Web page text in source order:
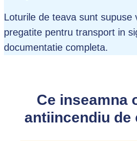
Loturile de teava sunt supuse
pregatite pentru transport in
documentatie completa.
Ce inseamna
antiincendiu de